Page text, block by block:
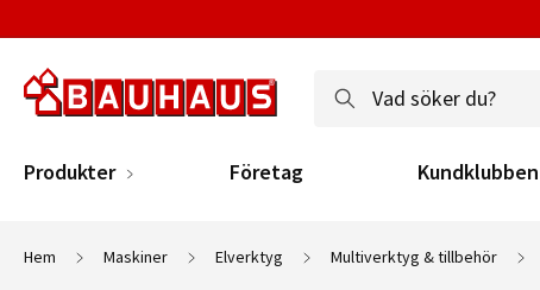
Produkter Företag Kundklubben
Hem Maskiner Elverktyg Multiverktyg & tillbehör